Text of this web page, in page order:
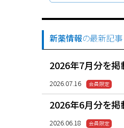
新薬情報の最新記事
2026年7月分を掲
2026.07.16
2026年6月分を掲
2026.06.18